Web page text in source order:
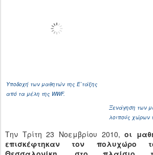
Υποδοχή των μαθητών της Ε΄τάξης
από τα μέλη της WWF.
Ξενάγηση των
λοιπούς χώρων
Την Τρίτη 23 Νοεμβρίου 2010,οι
επισκέφτηκαν τον πολυχώρο